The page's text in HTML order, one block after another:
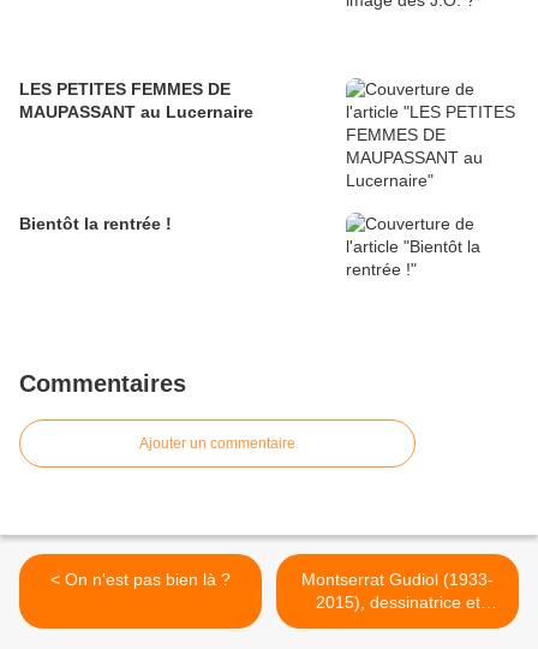
LES PETITES FEMMES DE
MAUPASSANT au Lucernaire
Bientôt la rentrée !
Commentaires
Ajouter un commentaire
< On n'est pas bien là ?
Montserrat Gudiol (1933-
2015), dessinatrice et
peintre espagnole d'origine